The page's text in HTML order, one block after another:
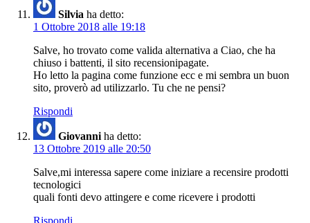
Silvia ha detto:
1 Ottobre 2018 alle 19:18
Salve, ho trovato come valida alternativa a Ciao, che ha
chiuso i battenti, il sito recensionipagate.
Ho letto la pagina come funzione ecc e mi sembra un buon
sito, proverò ad utilizzarlo. Tu che ne pensi?
Rispondi
Giovanni ha detto:
13 Ottobre 2019 alle 20:50
Salve,mi interessa sapere come iniziare a recensire prodotti
tecnologici
quali fonti devo attingere e come ricevere i prodotti
Rispondi